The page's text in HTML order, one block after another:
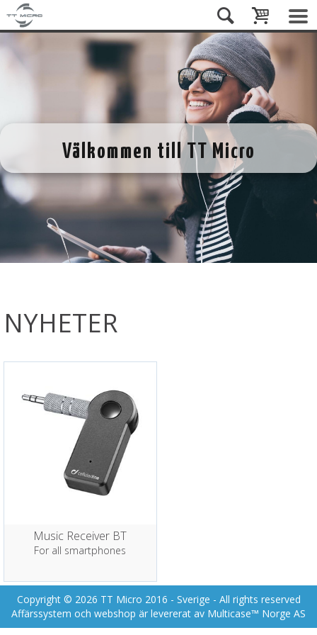
Välkommen till TT Micro
NYHETER
Music Receiver BT
For all smartphones
Copyright © 2026 TT Micro 2016 - Sverige - All rights reserved
Affärssystem och webshop är levererat av Multicase™ Norge AS